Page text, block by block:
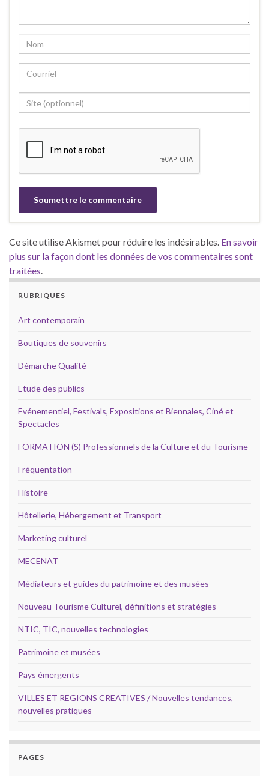
Ce site utilise Akismet pour réduire les indésirables. En savoir
plus sur la façon dont les données de vos commentaires sont
traitées.
RUBRIQUES
Art contemporain
Boutiques de souvenirs
Démarche Qualité
Etude des publics
Evénementiel, Festivals, Expositions et Biennales, Ciné et
Spectacles
FORMATION (S) Professionnels de la Culture et du Tourisme
Fréquentation
Histoire
Hôtellerie, Hébergement et Transport
Marketing culturel
MECENAT
Médiateurs et guides du patrimoine et des musées
Nouveau Tourisme Culturel, définitions et stratégies
NTIC, TIC, nouvelles technologies
Patrimoine et musées
Pays émergents
VILLES ET REGIONS CREATIVES / Nouvelles tendances,
nouvelles pratiques
PAGES